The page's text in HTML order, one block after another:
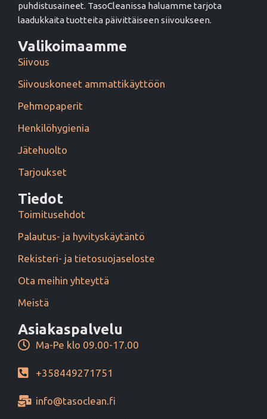
puhdistusaineet. TasoCleanissa haluamme tarjota
laadukkaita tuotteita päivittäiseen siivoukseen.
Valikoimaamme
Siivous
Siivouskoneet ammattikäyttöön
Pehmopaperit
Henkilöhygienia
Jätehuolto
Tarjoukset
Tiedot
Toimitusehdot
Palautus- ja hyvityskäytäntö
Rekisteri- ja tietosuojaseloste
Ota meihin yhteyttä
Meistä
Asiakaspalvelu
Ma-Pe klo 09.00-17.00
+358449271751
info@tasoclean.fi